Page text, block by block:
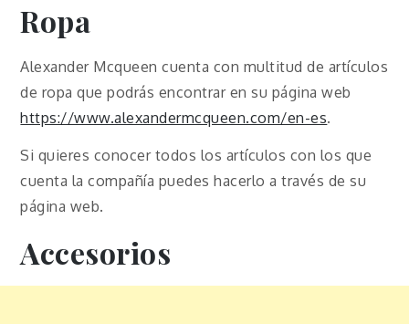
Ropa
Alexander Mcqueen cuenta con multitud de artículos
de ropa que podrás encontrar en su página web
https://www.alexandermcqueen.com/en-es.
Si quieres conocer todos los artículos con los que
cuenta la compañía puedes hacerlo a través de su
página web.
Accesorios